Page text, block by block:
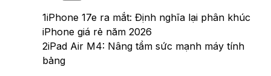
1iPhone 17e ra mắt: Định nghĩa lại phân khúc
iPhone giá rẻ năm 2026
2iPad Air M4: Nâng tầm sức mạnh máy tính
bảng